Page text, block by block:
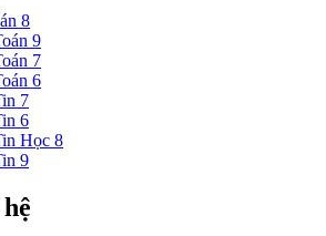
8
9
7
6
7
6
Học 8
9